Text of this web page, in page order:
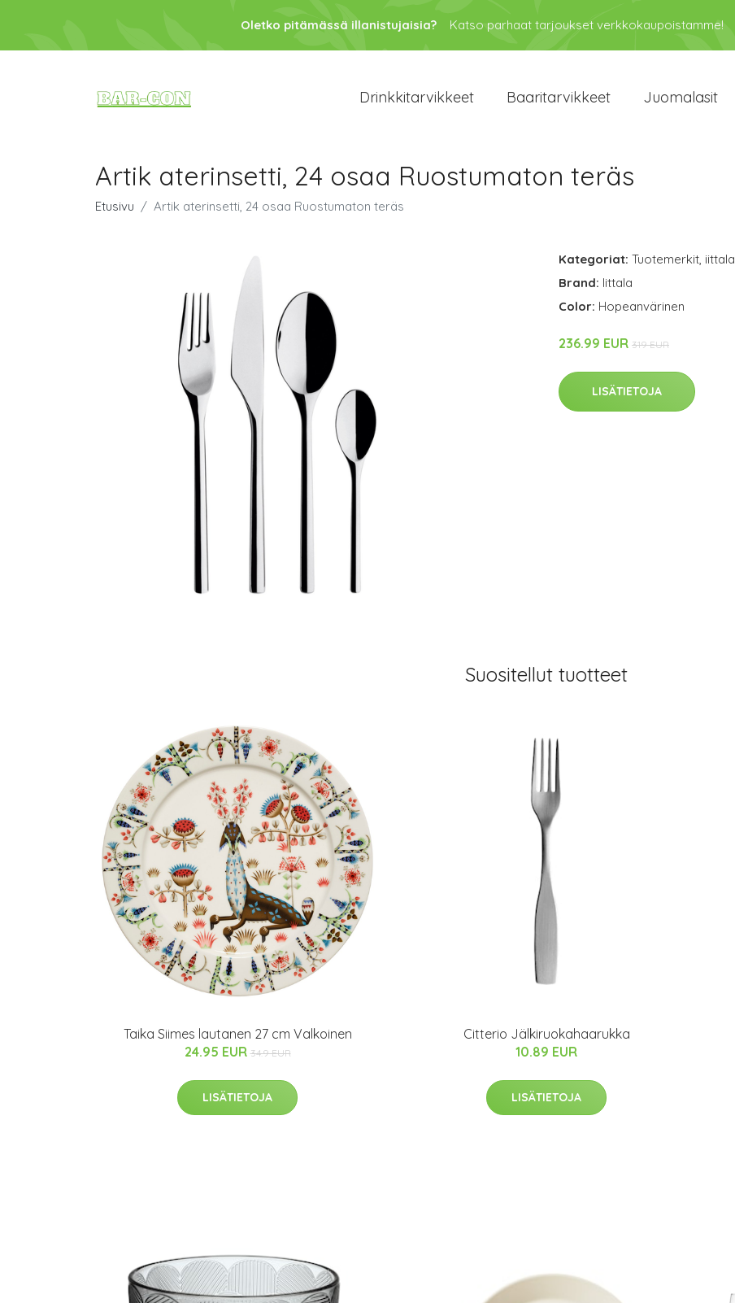
Oletko pitämässä illanistujaisia? Katso parhaat tarjoukset verkkokaupoistamme!
Drinkkitarvikkeet Baaritarvikkeet Juomalasit
Artik aterinsetti, 24 osaa Ruostumaton teräs
Etusivu Artik aterinsetti, 24 osaa Ruostumaton teräs
Kategoriat: Tuotemerkit, iittala
Brand: Iittala
Color: Hopeanvärinen
236.99 EUR 319 EUR
LISÄTIETOJA
Suositellut tuotteet
Taika Siimes lautanen 27 cm Valkoinen
24.95 EUR 34.9 EUR
LISÄTIETOJA
Citterio Jälkiruokahaarukka
10.89 EUR
LISÄTIETOJA